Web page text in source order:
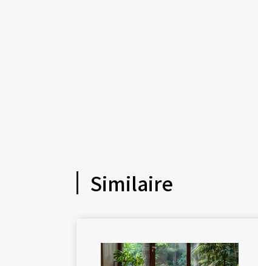
Similaire